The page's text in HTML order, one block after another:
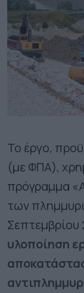
Το έργο,
(με ΦΠΑ),
πρόγραμμα
των
υλοποίηση